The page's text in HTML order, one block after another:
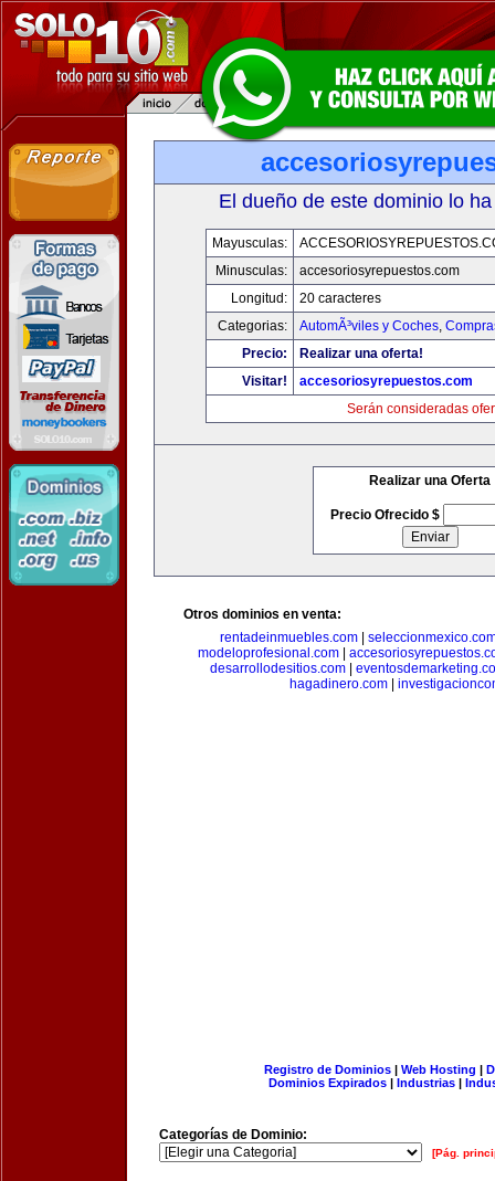
El dueño de este dominio lo
Mayusculas:
Minusculas:
accesoriosyrepuestos.com
Longitud:
20 caracteres
Categorias:
AutomÃ³viles y Coches,
Precio:
Realizar una oferta!
Visitar!
accesoriosyrepuestos.com
Serán consideradas
Realizar una Oferta
Precio Ofrecido $
Otros dominios en venta:
rentadeinmuebles.com
modeloprofesional.com|
desarrollodesitios.com|
hagadinero.com|
Registro de Dominios| Web Hosting |
Dominios Expirados | Industrias |
Categorías de Dominio:
[Pág.